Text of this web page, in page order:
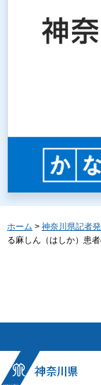
ホーム > 神奈川県記者
る麻しん（はしか）患